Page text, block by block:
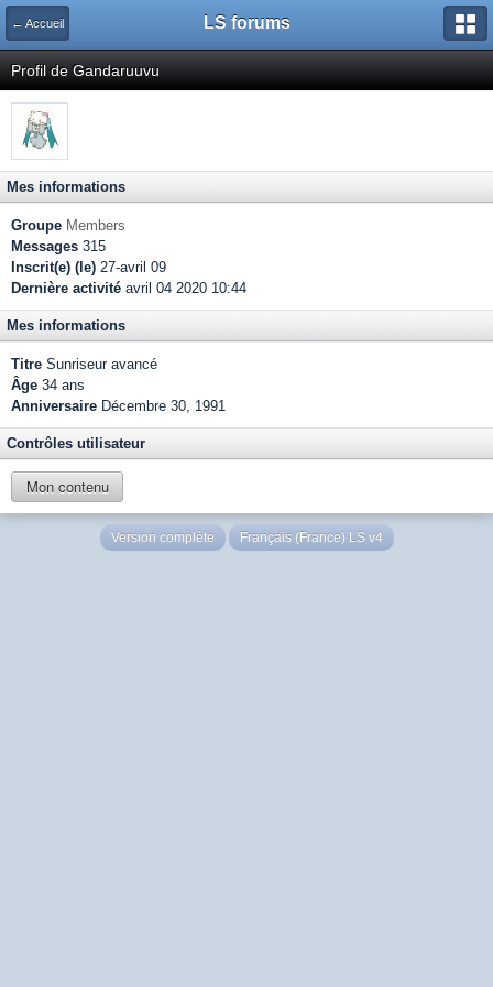
← Accueil LS forums
Profil de Gandaruuvu
Mes informations
Groupe Members
Messages 315
Inscrit(e) (le) 27-avril 09
Dernière activité avril 04 2020 10:44
Mes informations
Titre Sunriseur avancé
Âge 34 ans
Anniversaire Décembre 30, 1991
Contrôles utilisateur
Mon contenu
Version complète Français (France) LS v4